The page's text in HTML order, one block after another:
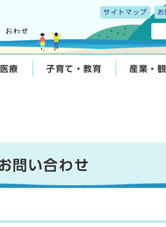
サイトマップ
療 子育て・教育 産業・
問い合わせ